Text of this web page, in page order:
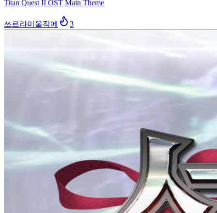
Titan Quest II OST Main Theme
쓰르라미울적에 3